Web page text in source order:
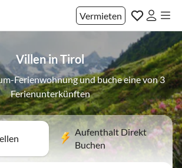
Vermieten
Villen in Tirol
Ferienwohnung und buche eine von 3
Ferienunterkünften
Aufenthalt Direkt
Buchen